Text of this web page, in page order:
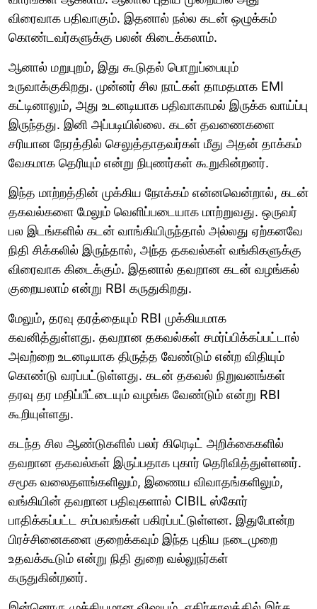
விரைவாக பதிவாகும். இதனால் நல்ல கடன் ஒழுக்கம்
கொண்டவர்களுக்கு பலன் கிடைக்கலாம்.
ஆனால் மறுபுறம், இது கூடுதல் பொறுப்பையும்
உருவாக்குகிறது. முன்னர் சில நாட்கள் தாமதமாக EMI
கட்டினாலும், அது உடனடியாக பதிவாகாமல் இருக்க வாய்ப்பு
இருந்தது. இனி அப்படியில்லை. கடன் தவணைகளை
சரியான நேரத்தில் செலுத்தாதவர்கள் மீது அதன் தாக்கம்
வேகமாக தெரியும் என்று நிபுணர்கள் கூறுகின்றனர்.
இந்த மாற்றத்தின் முக்கிய நோக்கம் என்னவென்றால், கடன்
தகவல்களை மேலும் வெளிப்படையாக மாற்றுவது. ஒருவர்
பல இடங்களில் கடன் வாங்கியிருந்தால் அல்லது ஏற்கனவே
நிதி சிக்கலில் இருந்தால், அந்த தகவல்கள் வங்கிகளுக்கு
விரைவாக கிடைக்கும். இதனால் தவறான கடன் வழங்கல்
குறையலாம் என்று RBI கருதுகிறது.
மேலும், தரவு தரத்தையும் RBI முக்கியமாக
கவனித்துள்ளது. தவறான தகவல்கள் சமர்ப்பிக்கப்பட்டால்
அவற்றை உடனடியாக திருத்த வேண்டும் என்ற விதியும்
கொண்டு வரப்பட்டுள்ளது. கடன் தகவல் நிறுவனங்கள்
தரவு தர மதிப்பீட்டையும் வழங்க வேண்டும் என்று RBI
கூறியுள்ளது.
கடந்த சில ஆண்டுகளில் பலர் கிரெடிட் அறிக்கைகளில்
தவறான தகவல்கள் இருப்பதாக புகார் தெரிவித்துள்ளனர்.
சமூக வலைதளங்களிலும், இணைய விவாதங்களிலும்,
வங்கியின் தவறான பதிவுகளால் CIBIL ஸ்கோர்
பாதிக்கப்பட்ட சம்பவங்கள் பகிரப்பட்டுள்ளன. இதுபோன்ற
பிரச்சினைகளை குறைக்கவும் இந்த புதிய நடைமுறை
உதவக்கூடும் என்று நிதி துறை வல்லுநர்கள்
கருதுகின்றனர்.